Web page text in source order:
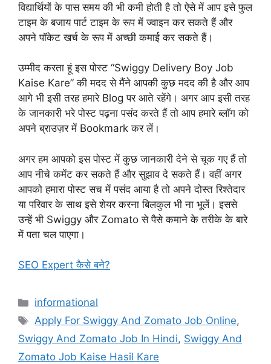
विद्यार्थियों के पास समय की भी कमी होती है तो ऐसे में आप इसे फुल
टाइम के बजाय पार्ट टाइम के रूप में ज्वाइन कर सकते हैं और
अपने पॉकेट खर्च के रूप में अच्छी कमाई कर सकते हैं।
उम्मीद करता हूं इस पोस्ट “Swiggy Delivery Boy Job
Kaise Kare” की मदद से मैंने आपकी कुछ मदद की है और आप
आगे भी इसी तरह हमारे Blog पर आते रहेंगे। अगर आप इसी तरह
के जानकारी भरे पोस्ट पढ़ना पसंद करते हैं तो आप हमारे ब्लॉग को
अपने ब्राउज़र में Bookmark कर लें।
अगर हम आपको इस पोस्ट में कुछ जानकारी देने से चूक गए हैं तो
आप नीचे कमेंट कर सकते हैं और सुझाव दे सकते हैं। वहीं अगर
आपको हमारा पोस्ट सच में पसंद आया है तो अपने दोस्त रिश्तेदार
या परिवार के साथ इसे शेयर करना बिलकुल भी ना भूलें। इससे
उन्हें भी Swiggy और Zomato से पैसे कमाने के तरीके के बारे
में पता चल पाएगा।
SEO Expert कैसे बने?
Categories
informational
Tags
Apply For Swiggy And Zomato Job Online,
Swiggy And Zomato Job In Hindi, Swiggy And
Zomato Job Kaise Hasil Kare